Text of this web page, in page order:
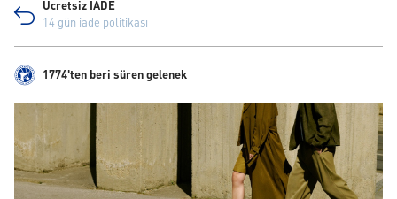
Ücretsiz İADE
14 gün iade politikası
1774'ten beri süren gelenek